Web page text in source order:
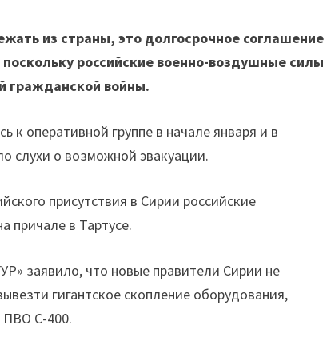
из страны, это долгосрочное соглашение
российские военно-воздушные силы
гражданской войны.
к оперативной группе в начале января и в
слухи о возможной эвакуации.
присутствия в Сирии российские
причале в Тартусе.
заявило, что новые правители Сирии не
гигантское скопление оборудования,
ПВО С-400.